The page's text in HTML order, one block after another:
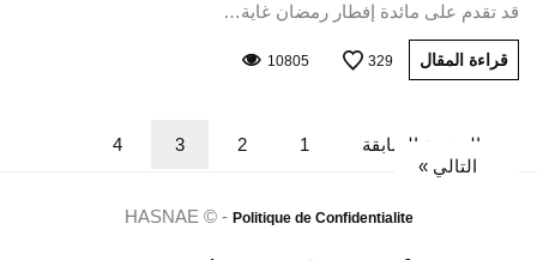
قد تقدم على مائدة إفطار رمضان غاية…
قراءة المقال 329
10805
« الصفحة السابقة 1
2
3
4
التالي »
HASNAE © - Politique de Confidentialite